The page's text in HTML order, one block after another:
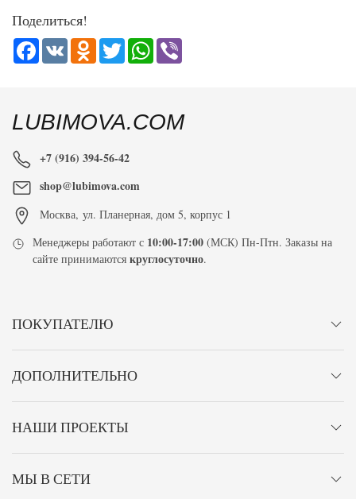
Поделиться!
Facebook
VK Odnoklassniki
TwitterWhatsApp
LUBIMOVA.COM
+7 (916) 394-56-42
shop@lubimova.com
Москва, ул. Планерная, дом 5, корпус 1
Менеджеры работают с 10:00-17:00 (МСК) Пн-Птн. Заказы на
сайте принимаютсякруглосуточно.
ПОКУПАТЕЛЮ
ДОПОЛНИТЕЛЬНО
НАШИ ПРОЕКТЫ
МЫ В СЕТИ